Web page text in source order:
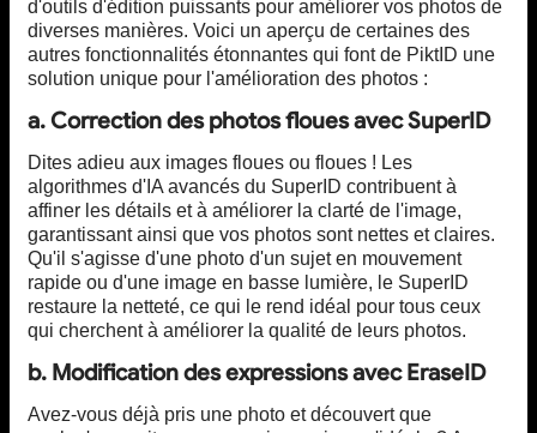
d'outils d'édition puissants pour améliorer vos photos de
diverses manières. Voici un aperçu de certaines des
autres fonctionnalités étonnantes qui font de PiktID une
solution unique pour l'amélioration des photos :
a. Correction des photos floues avec SuperID
Dites adieu aux images floues ou floues ! Les
algorithmes d'IA avancés du SuperID contribuent à
affiner les détails et à améliorer la clarté de l'image,
garantissant ainsi que vos photos sont nettes et claires.
Qu'il s'agisse d'une photo d'un sujet en mouvement
rapide ou d'une image en basse lumière, le SuperID
restaure la netteté, ce qui le rend idéal pour tous ceux
qui cherchent à améliorer la qualité de leurs photos.
b. Modification des expressions avec EraseID
Avez-vous déjà pris une photo et découvert que